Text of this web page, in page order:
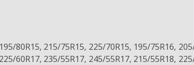
80R15, 215/75R15, 225/70R15, 195/75R16,
60R17, 235/55R17, 245/55R17, 215/55R18,